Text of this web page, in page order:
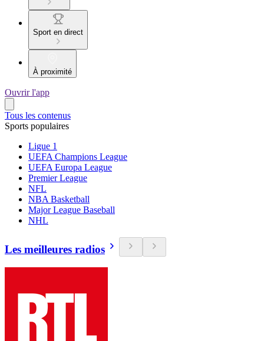
Sport en direct
À proximité
Ouvrir l'app
Tous les contenus
Sports populaires
Ligue 1
UEFA Champions League
UEFA Europa League
Premier League
NFL
NBA Basketball
Major League Baseball
NHL
Les meilleures radios